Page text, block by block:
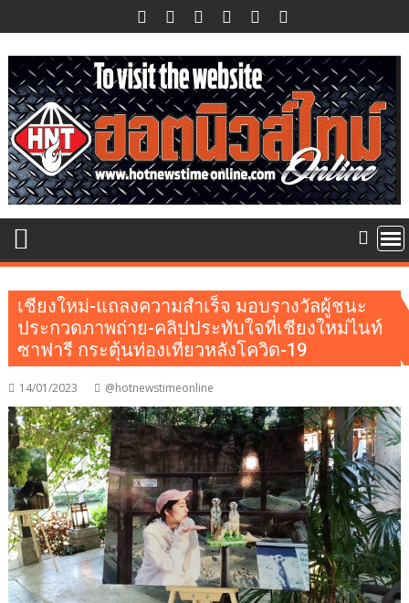
to
content
เชียงใหม่-แถลงความสำเร็จ มอบรางวัลผู้ชนะ
ประกวดภาพถ่าย-คลิปประทับใจที่เชียงใหม่ไนท์
ซาฟารี กระตุ้นท่องเที่ยวหลังโควิด-19
14/01/2023 @hotnewstimeonline